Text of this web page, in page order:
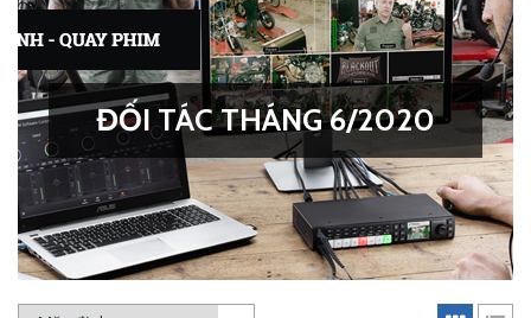
ĐỐI TÁC THÁNG 6/2020